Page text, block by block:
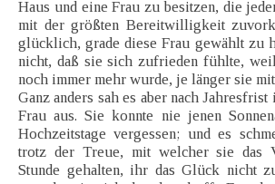
Haus und eine Frau zu besitzen, die
mit der größten Bereitwilligkeit
glücklich, grade diese Frau gewählt zu
nicht, daß sie sich zufrieden fühlte,
noch immer mehr wurde, je länger sie
Ganz anders sah es aber nach
Frau aus. Sie konnte nie jenen
Hochzeitstage vergessen; und es
trotz der Treue, mit welcher sie das
Stunde gehalten, ihr das Glück nicht